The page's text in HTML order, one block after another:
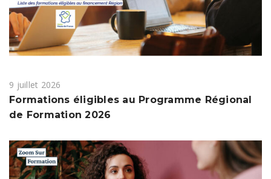
9 juillet 2026
Formations éligibles au Programme Régional
de Formation 2026